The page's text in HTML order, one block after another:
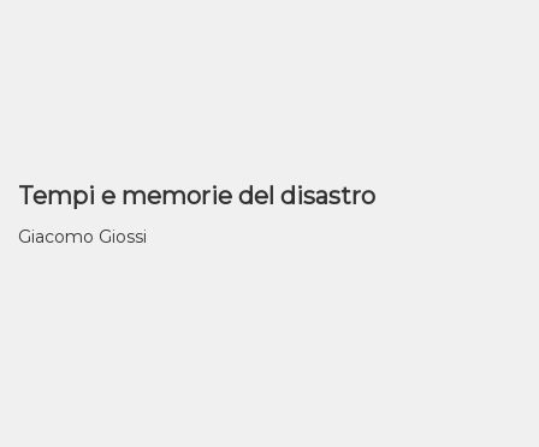
Tempi e memorie del disastro
Giacomo Giossi